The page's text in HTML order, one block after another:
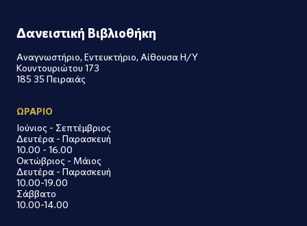
Δανειστική Βιβλιοθήκη
Αναγνωστήριο, Εντευκτήριο, Αίθουσα Η/Υ
Κουντουριώτου 173
185 35 Πειραιάς
ΩΡΑΡΙΟ
Ιούνιος - Σεπτέμβριος
Δευτέρα - Παρασκευή
10.00 - 16.00
Οκτώβριος - Μάιος
Δευτέρα - Παρασκευή
10.00-19.00
Σάββατο
10.00-14.00